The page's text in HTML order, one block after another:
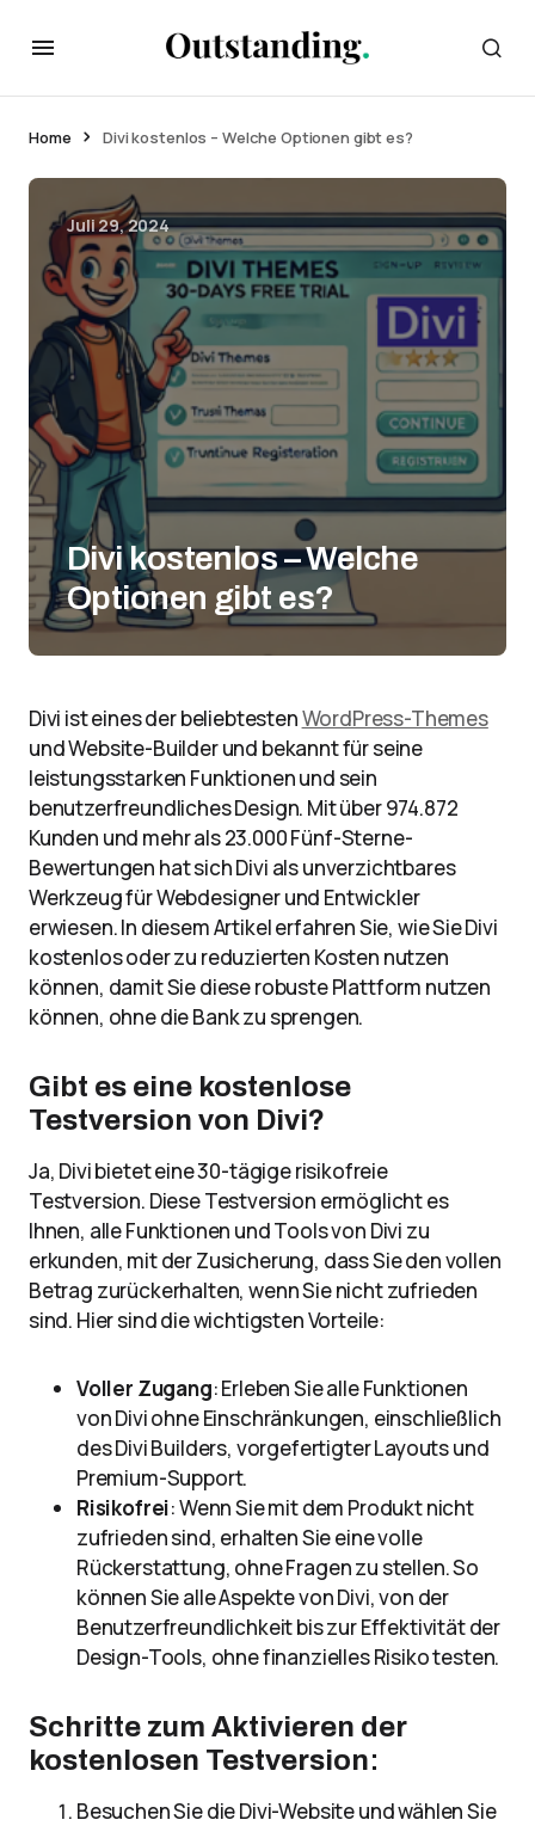
Home Divi kostenlos – Welche Optionen gibt es?
Juli 29, 2024
Divi kostenlos – Welche
Optionen gibt es?
Divi ist eines der beliebtestenWordPress-Themes
und Website-Builder und bekannt für seine
leistungsstarken Funktionen und sein
benutzerfreundliches Design. Mit über 974.872
Kunden und mehr als 23.000 Fünf-Sterne-
Bewertungen hat sich Divi als unverzichtbares
Werkzeug für Webdesigner und Entwickler
erwiesen. In diesem Artikel erfahren Sie, wie Sie Divi
kostenlos oder zu reduzierten Kosten nutzen
können, damit Sie diese robuste Plattform nutzen
können, ohne die Bank zu sprengen.
Gibt es eine kostenlose
Testversion von Divi?
Ja, Divi bietet eine 30-tägige risikofreie
Testversion. Diese Testversion ermöglicht es
Ihnen, alle Funktionen und Tools von Divi zu
erkunden, mit der Zusicherung, dass Sie den vollen
Betrag zurückerhalten, wenn Sie nicht zufrieden
sind. Hier sind die wichtigsten Vorteile:
Voller Zugang: Erleben Sie alle Funktionen
von Divi ohne Einschränkungen, einschließlich
des Divi Builders, vorgefertigter Layouts und
Premium-Support.
Risikofrei: Wenn Sie mit dem Produkt nicht
zufrieden sind, erhalten Sie eine volle
Rückerstattung, ohne Fragen zu stellen. So
können Sie alle Aspekte von Divi, von der
Benutzerfreundlichkeit bis zur Effektivität der
Design-Tools, ohne finanzielles Risiko testen.
Schritte zum Aktivieren der
kostenlosen Testversion:
Besuchen Sie die Divi-Website und wählen Sie